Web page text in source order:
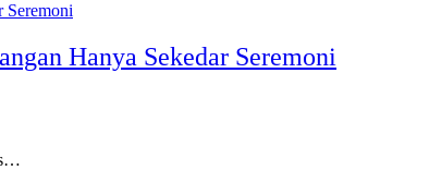
Hanya Sekedar Seremoni